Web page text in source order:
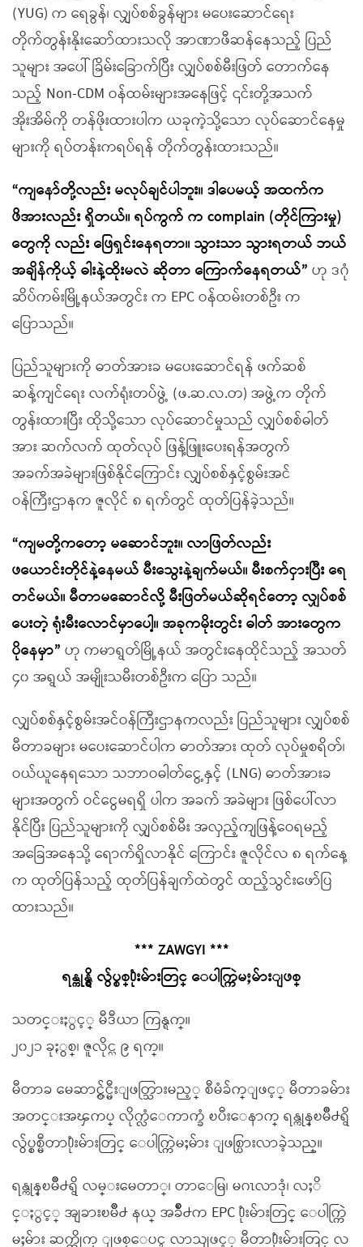
(YUG) က ရေခွန်၊ လျှပ်စစ်ခွန်များ မပေးဆောင်ရေး
တိုက်တွန်းနိုးဆော်ထားသလို အာဏာဖီဆန်နေသည့် ပြည်
သူများ အပေါ် ခြိမ်းခြောက်ပြီး လျှပ်စစ်မီးဖြတ် တောက်နေ
သည့် Non-CDM ဝန်ထမ်းများအနေဖြင့် ၎င်းတို့အသက်
အိုးအိမ်ကို တန်ဖိုးထားပါက ယခုကဲ့သို့သော လုပ်ဆောင်နေမှု
များကို ရပ်တန်းကရပ်ရန် တိုက်တွန်းထားသည်။
“ကျနော်တို့လည်း မလုပ်ချင်ပါဘူး။ ဒါပေမယ့် အထက်က
ဖိအားလည်း ရှိတယ်။ ရပ်ကွက် က complain (တိုင်ကြားမှု)
တွေကို လည်း ဖြေရှင်းနေရတာ။ သွားသာ သွားရတယ် ဘယ်
အချိန်ကိုယ့် ဓါးနဲ့ထိုးမလဲ ဆိုတာ ကြောက်နေရတယ်” ဟု ဒဂုံ
ဆိပ်ကမ်းမြို့နယ်အတွင်း က EPC ဝန်ထမ်းတစ်ဦး က
ပြောသည်။
ပြည်သူများကို ဓာတ်အားခ မပေးဆောင်ရန် ဖက်ဆစ်
ဆန့်ကျင်ရေး လက်ရုံးတပ်ဖွဲ့ (ဖ.ဆ.လ.တ) အဖွဲ့က တိုက်
တွန်းထားပြီး ထိုသို့သော လုပ်ဆောင်မှုသည် လျှပ်စစ်ဓါတ်
အား ဆက်လက် ထုတ်လုပ် ဖြန့်ဖြူးပေးရန်အတွက်
အခက်အခဲများဖြစ်နိုင်ကြောင်း လျှပ်စစ်နှင့်စွမ်းအင်
ဝန်ကြီးဌာနက ဇူလိုင် ၈ ရက်တွင် ထုတ်ပြန်ခဲ့သည်။
“ကျမတို့ကတော့ မဆောင်ဘူး။ လာဖြတ်လည်း
ဖယောင်းတိုင်နဲ့နေမယ် မီးသွေးနဲ့ချက်မယ်။ မီးစက်ငှားပြီး ရေ
တင်မယ်။ မီတာမဆောင်လို့ မီးဖြတ်မယ်ဆိုရင်တော့ လျှပ်စစ်
ပေးတဲ့ ရုံးမီးလောင်မှာပေါ့။ အခုကမိုးတွင်း ဓါတ် အားတွေက
ပိုနေမှာ” ဟု ကမာရွတ်မြို့နယ် အတွင်းနေထိုင်သည့် အသတ်
၄၀ အရွယ် အမျိုးသမီးတစ်ဦးက ပြော သည်။
လျှပ်စစ်နှင့်စွမ်းအင်ဝန်ကြီးဌာနကလည်း ပြည်သူများ လျှပ်စစ်
မီတာခများ မပေးဆောင်ပါက ဓာတ်အား ထုတ် လုပ်မှုစရိတ်၊
ဝယ်ယူနေရသော သဘာဝဓါတ်ငွေ့နှင့် (LNG) ဓာတ်အားခ
များအတွက် ဝင်ငွေမရရှိ ပါက အခက် အခဲများ ဖြစ်ပေါ်လာ
နိုင်ပြီး ပြည်သူများကို လျှပ်စစ်မီး အလှည့်ကျဖြန့်ဝေရမည့်
အခြေအနေသို့ ရောက်ရှိလာနိုင် ကြောင်း ဇူလိုင်လ ၈ ရက်နေ့
က ထုတ်ပြန်သည့် ထုတ်ပြန်ချက်ထဲတွင် ထည့်သွင်းဖော်ပြ
ထားသည်။
*** ZAWGYI ***
ရန္ကုန္ရွိ လွ်ပ္စစ္႐ုံးမ်ားတြင္ ေပါက္ကြဲမႈမ်ားျဖစ္
သတင္းႏွင့္ မီဒီယာ ကြန္ရက္။
၂၀၂၁ ခုႏွစ္၊ ဇူလိုင္လ ၉ ရက္။
မီတာခ မေဆာင္လွ်င္မီးျဖတ္သြားမည့္ စီမံခ်က္ျဖင့္ မီတာခမ်ား
အတင္းအၾကပ္ လိုက္လံေကာက္ခံ ၿပီးေနာက္ ရန္ကုန္ၿမိဳ႕ရွိ
လွ်ပ္စစ္မီတာ႐ုံးမ်ားတြင္ ေပါက္ကြဲမႈမ်ား ျဖစ္ပြားလာခဲ့သည္။
ရန္ကုန္ၿမိဳ႕ရွိ လမ္းမေတာ္၊ တာေမြ၊ မဂၤလာဒုံ၊ လႈိ
င္ႏွင့္ အျခားၿမိဳ႕ နယ္ အခ်ိဳ႕က EPC ႐ုံးမ်ားတြင္ ေပါက္ကြဲ
မႈမ်ား ဆက္တိုက္ ျဖစ္ေပၚ လာသျဖင့္ မီတာ႐ုံးမ်ားတြင္ လ